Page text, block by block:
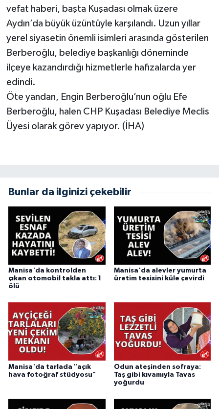
vefat haberi, başta Kuşadası olmak üzere
Aydın’da büyük üzüntüyle karşılandı. Uzun yıllar
yerel siyasetin önemli isimleri arasında gösterilen
Berberoğlu, belediye başkanlığı döneminde
ilçeye kazandırdığı hizmetlerle hafızalarda yer
edindi.
Öte yandan, Engin Berberoğlu’nun oğlu Efe
Berberoğlu, halen CHP Kuşadası Belediye Meclis
Üyesi olarak görev yapıyor. (İHA)
Bunlar da ilginizi çekebilir
Manisa'da kontrolden
çıkan otomobil takla attı: 1
ölü
Manisa'da alevler yumurta
üretim tesisini küle çevirdi
Manisa'da tarlada "açık
hava fotoğraf stüdyosu"
Odun ateşinden sofraya:
Taş gibi kıvamıyla Tavas
yoğurdu